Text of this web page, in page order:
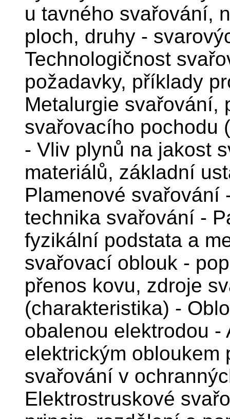
u tavného svařování,
ploch, druhy -
Technologičnost
požadavky, příklady
Metalurgie svařování,
svařovacího pochodu
- Vliv plynů na jakost
materiálů, základní
Plamenové svařování
technika svařování -
fyzikální podstata a
svařovací oblouk -
přenos kovu, zdroje
(charakteristika) -
obalenou elektrodou
elektrickým obloukem
svařování v
Elektrostruskové